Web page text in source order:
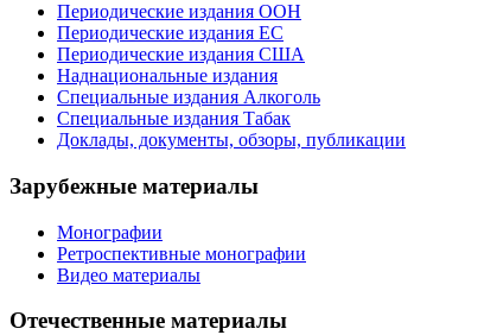
Периодические издания ООН
Периодические издания ЕС
Периодические издания США
Наднациональные издания
Специальные издания Алкоголь
Специальные издания Табак
Доклады, документы, обзоры, публикации
Зарубежные материалы
Монографии
Ретроспективные монографии
Видео материалы
Отечественные материалы